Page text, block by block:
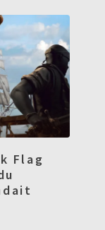
Flag